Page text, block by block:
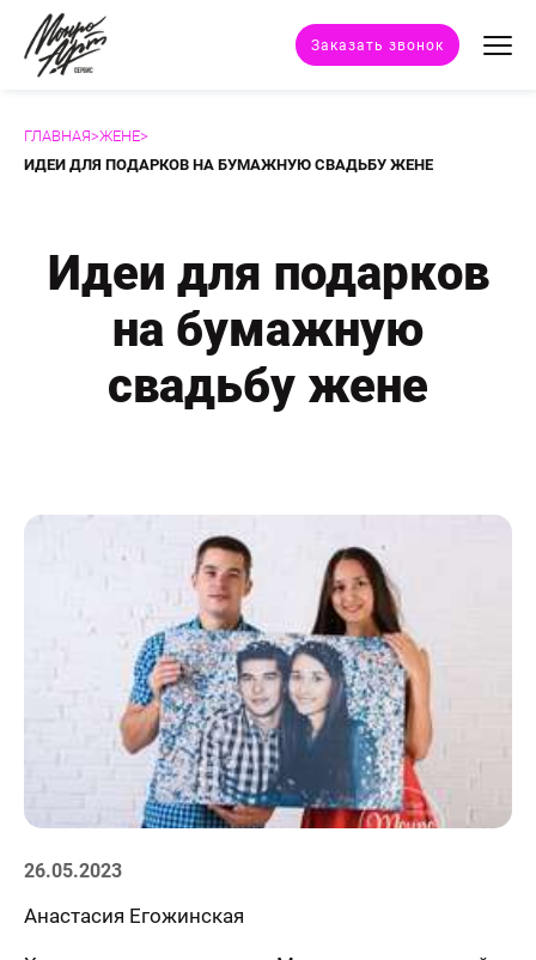
Заказать звонок
Дополнительные услуги
ГЛАВНАЯ>ЖЕНЕ>
ИДЕИ ДЛЯ ПОДАРКОВ НА БУМАЖНУЮ СВАДЬБУ ЖЕНЕ
Идеи для подарков
на бумажную
свадьбу жене
26.05.2023
Анастасия Егожинская